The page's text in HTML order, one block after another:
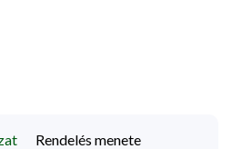
Rendelés menete